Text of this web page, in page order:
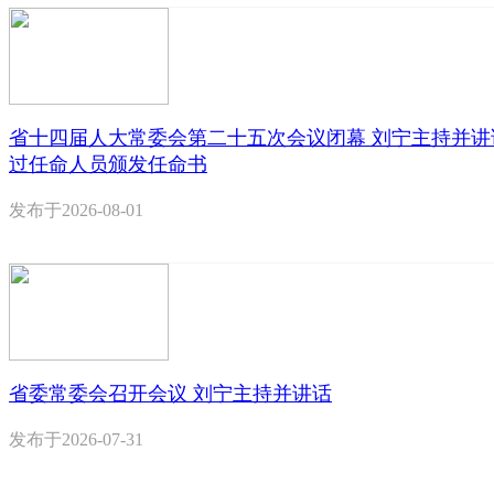
省十四届人大常委会第二十五次会议闭幕 刘宁主持并
过任命人员颁发任命书
发布于2026-08-01
省委常委会召开会议 刘宁主持并讲话
发布于2026-07-31